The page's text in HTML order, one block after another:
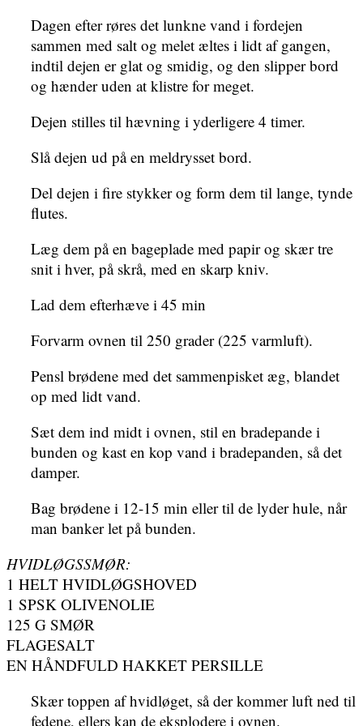
Dagen efter røres det lunkne vand i fordejen
sammen med salt og melet æltes i lidt af gangen,
indtil dejen er glat og smidig, og den slipper bord
og hænder uden at klistre for meget.
Dejen stilles til hævning i yderligere 4 timer.
Slå dejen ud på en meldrysset bord.
Del dejen i fire stykker og form dem til lange, tynde
flutes.
Læg dem på en bageplade med papir og skær tre
snit i hver, på skrå, med en skarp kniv.
Lad dem efterhæve i 45 min
Forvarm ovnen til 250 grader (225 varmluft).
Pensl brødene med det sammenpisket æg, blandet
op med lidt vand.
Sæt dem ind midt i ovnen, stil en bradepande i
bunden og kast en kop vand i bradepanden, så det
damper.
Bag brødene i 12-15 min eller til de lyder hule, når
man banker let på bunden.
HVIDLØGSSMØR:
1 HELT HVIDLØGSHOVED
1 SPSK OLIVENOLIE
125 G SMØR
FLAGESALT
EN HÅNDFULD HAKKET PERSILLE
Skær toppen af hvidløget, så der kommer luft ned til
fedene, ellers kan de eksplodere i ovnen.